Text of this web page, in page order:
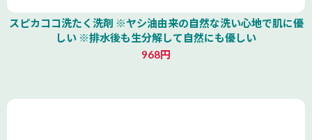
スピカココ洗たく洗剤 ※ヤシ油由来の自然な洗い心地で肌に優
しい ※排水後も生分解して自然にも優しい
968円